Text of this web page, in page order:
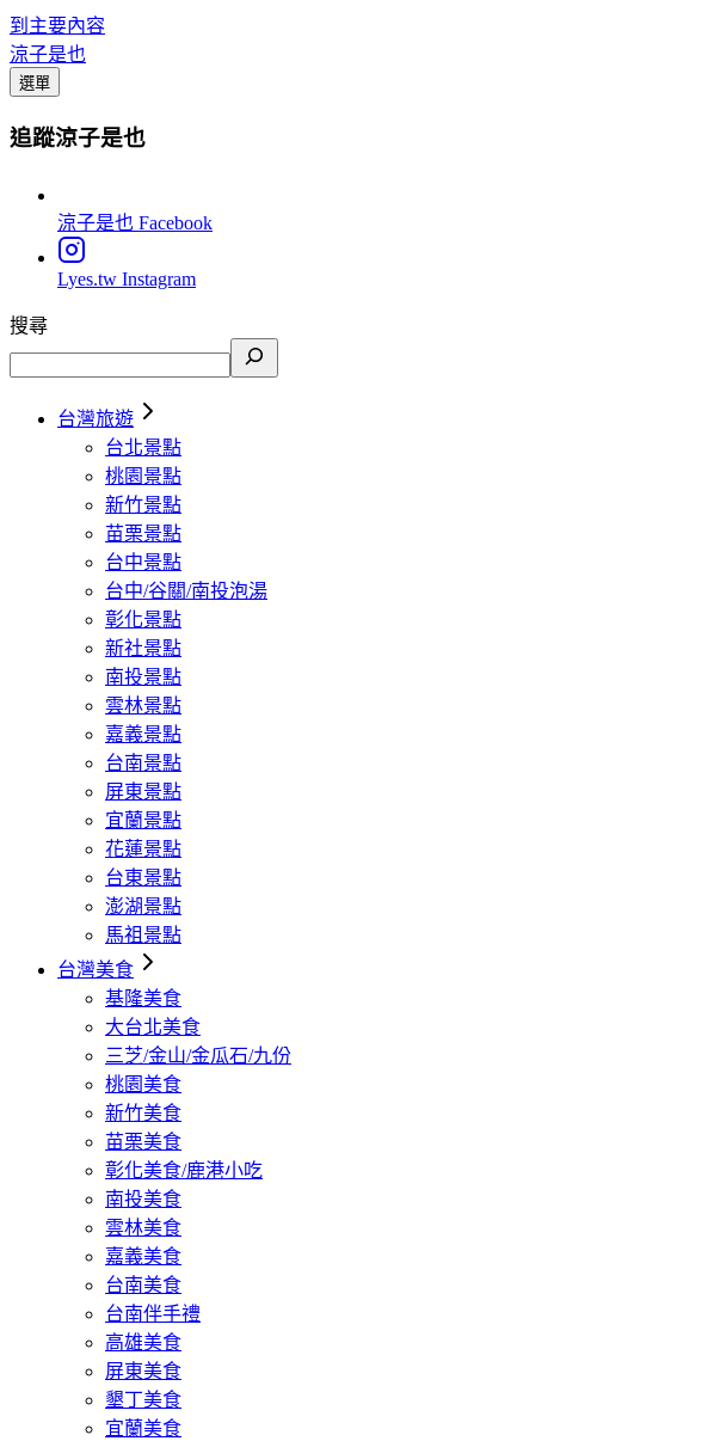
到主要內容
涼子是也
選單
追蹤涼子是也
涼子是也 Facebook
Lyes.tw Instagram
搜尋
台灣旅遊
台北景點
桃園景點
新竹景點
苗栗景點
台中景點
台中/谷關/南投泡湯
彰化景點
新社景點
南投景點
雲林景點
嘉義景點
台南景點
屏東景點
宜蘭景點
花蓮景點
台東景點
澎湖景點
馬祖景點
台灣美食
基隆美食
大台北美食
三芝/金山/金瓜石/九份
桃園美食
新竹美食
苗栗美食
彰化美食/鹿港小吃
南投美食
雲林美食
嘉義美食
台南美食
台南伴手禮
高雄美食
屏東美食
墾丁美食
宜蘭美食